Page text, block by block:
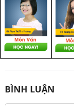
BÌNH LUẬN